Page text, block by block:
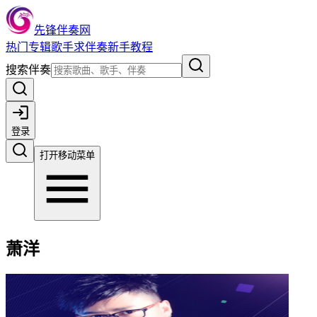
先锋伴奏网
热门 专辑歌手求伴奏新手教程
搜索伴奏
登录
打开移动菜单
萧洋